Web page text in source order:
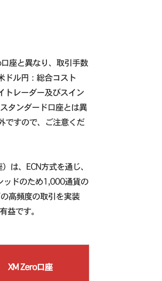
座と異なり、取引手数
ドル円：総合コスト
トレーダー及びスイン
タンダード口座とは異
ですので、ご注意くだ
は、ECN方式を通じ、
ッドのため1,000通貨の
高頻度の取引を実装
益です。
XM Zero口座